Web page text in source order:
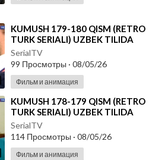
⁣KUMUSH 179-180 QISM (RETRO
TURK SERIALI) UZBEK TILIDA
SerialTV
99 Просмотры · 08/05/26
Фильм и анимация
⁣KUMUSH 178-179 QISM (RETRO
TURK SERIALI) UZBEK TILIDA
SerialTV
114 Просмотры · 08/05/26
Фильм и анимация